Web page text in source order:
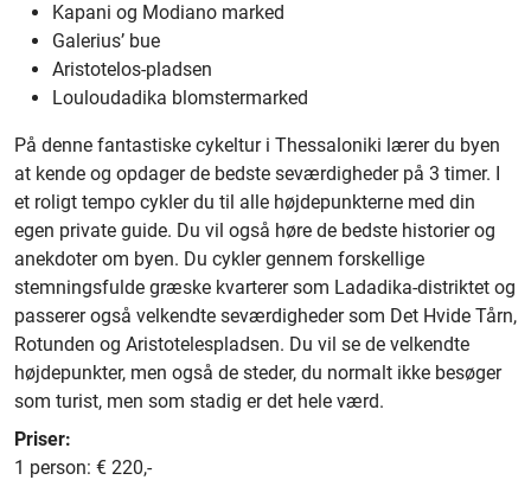
Kapani og Modiano marked
Galerius’ bue
Aristotelos-pladsen
Louloudadika blomstermarked
På denne fantastiske cykeltur i Thessaloniki lærer du byen
at kende og opdager de bedste seværdigheder på 3 timer. I
et roligt tempo cykler du til alle højdepunkterne med din
egen private guide. Du vil også høre de bedste historier og
anekdoter om byen. Du cykler gennem forskellige
stemningsfulde græske kvarterer som Ladadika-distriktet og
passerer også velkendte seværdigheder som Det Hvide Tårn,
Rotunden og Aristotelespladsen. Du vil se de velkendte
højdepunkter, men også de steder, du normalt ikke besøger
som turist, men som stadig er det hele værd.
Priser:
1 person: € 220,-